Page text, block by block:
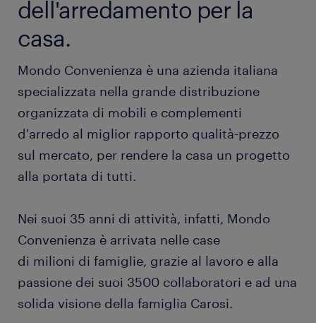
dell'arredamento per la
casa.
Mondo Convenienza è una azienda italiana
specializzata nella grande distribuzione
organizzata di mobili e complementi
d'arredo al miglior rapporto qualità-prezzo
sul mercato, per rendere la casa un progetto
alla portata di tutti.
Nei suoi 35 anni di attività, infatti, Mondo
Convenienza è arrivata nelle case
di milioni di famiglie, grazie al lavoro e alla
passione dei suoi 3500 collaboratori e ad una
solida visione della famiglia Carosi.